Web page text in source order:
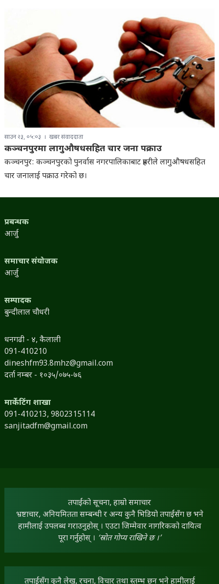
साउन २३, ०५:०३ खबर संवाददाता
कञ्चनपुरमा लागुऔषधसहित चार जना पक्राउ
कञ्चनपुर: कञ्चनपुरको पुनर्वास नगरपालिकाबाट प्रहरीले लागुऔषधसहित
चार जनालाई पक्राउ गरेको छ।
प्रबन्धक
आर्जु
समाचार संयोजक
आर्जु
सम्पादक
बुन्दीलाल चौधरी
धनगढी - ४, कैलाली
091-410210
dineshfm93.8mhz@gmail.com
दर्ता नम्बर - १०३५/०७५-७६
मार्केटिंग शाखा
091-410213, 9802315114
sanjitadfm@gmail.com
तपाईंको सूचना, हाम्रो समाचार
भ्रष्टाचार, अनियमितता सम्बन्धी र अन्य कुनै भिडियो तपाईंसँग छ भने
हामीलाई उपलब्ध गराउनुहोस् । एउटा जिम्मेवार नागरिकको दायित्व
पूरा गर्नुहोस् । ‘स्रोत गोप्य राखिने छ ।’
तपाईंसँग कुनै लेख, रचना, विचार तथा स्तम्भ छन् भने हामीलाई